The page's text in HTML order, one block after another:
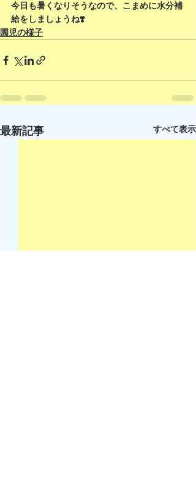
今日も暑くなりそうなので、こまめに水分補
給をしましょうね❣️
園児の様子
最新記事 すべて表示